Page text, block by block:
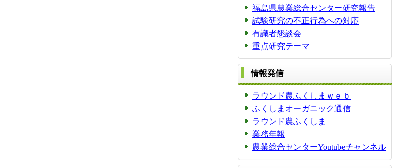
福島県農業総合センター研究報告
試験研究の不正行為への対応
有識者懇談会
重点研究テーマ
情報発信
ラウンド農ふくしまｗｅｂ
ふくしまオーガニック通信
ラウンド農ふくしま
業務年報
農業総合センターYoutubeチャンネル